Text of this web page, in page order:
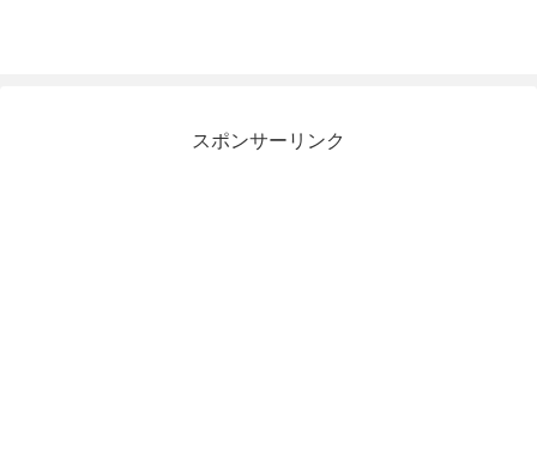
スポンサーリンク